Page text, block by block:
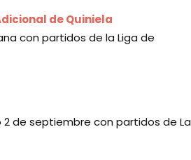
de Quiniela
con partidos de la Liga de
2 de septiembre con partidos de La